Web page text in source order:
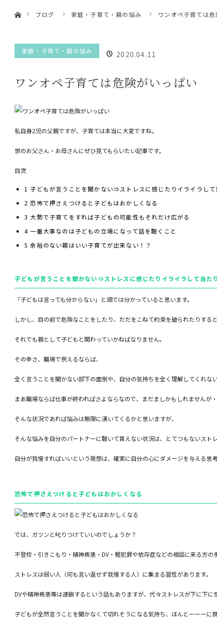
カウンセリン
HOME
ブログ
家庭・子育て・親の悩み ワンオペ子育ては
家庭・子育て・親の悩み 2020.04.11
ワンオペ子育ては危険がいっぱい
私自身2児の父親ですが、子育ては本当に大変ですね。
世のお父さん・お母さんにぜひ見てもらいたい記事です。
目次
1 子どもが言うことを聞かない⇒ストレスに感じたりイライラし
2 恐怖で押さえつけると子どもはおかしくなる
3 大勢で子育てをすれば子どもの可能性もそれだけ広がる
4 一番大事なのは子どもの立場になって話を聴くこと
5 余裕のない親はいい子育てが出来ない！？
子どもが言うことを聞かない⇒ストレスに感じたりイライラして当た
「子どもは言っても分からない」と頭では分かっていると思います。
しかし、目の前で危険なことをしたり、だだをこねて約束を破られたりする
それでも親として子どもと関わっていかねばなりません。
その辛さ、職場で例えるならば、
全く言うことを聞かない部下の面倒や、自分の気持ちを全く理解してくれな
まあ職場ならば仕事が終わればさよならなので、まだましかもしれませんが
そんな状況であれば悩みは無限に湧いてくるかと思いますが、
そんな悩みを自分のパートナーに聴いて貰えない状況は、とてつもないスト
自分が我慢すればいいという発想は、確実に自分の心にダメージを与える
恐怖で押さえつけると子どもはおかしくなる
では、ガツンと叱りつけていいのでしょうか？
不登校・引きこもり・精神疾患・DV・軽犯罪や依存症などの相談に来る方
ストレスは弱い人（何も言い返せず我慢する人）に集まる習性があります。
DVや精神疾患等は連鎖するという話もありますが、代々ストレスが下に下
子どもが全然言うことを聞かなくて切れそうになる気持ち、ほんとーーーに